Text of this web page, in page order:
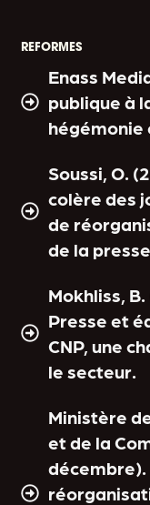
REFORMES
Enass
publique à
hégémonie
Soussi, O.
colère des
de
de la
Mokhliss,
Presse et
CNP, une
le secteur.
Ministère
et de la